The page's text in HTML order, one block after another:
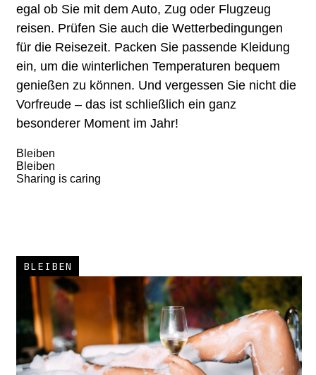
egal ob Sie mit dem Auto, Zug oder Flugzeug
reisen. Prüfen Sie auch die Wetterbedingungen
für die Reisezeit. Packen Sie passende Kleidung
ein, um die winterlichen Temperaturen bequem
genießen zu können. Und vergessen Sie nicht die
Vorfreude – das ist schließlich ein ganz
besonderer Moment im Jahr!
Bleiben
Bleiben
Sharing is caring
BLEIBEN